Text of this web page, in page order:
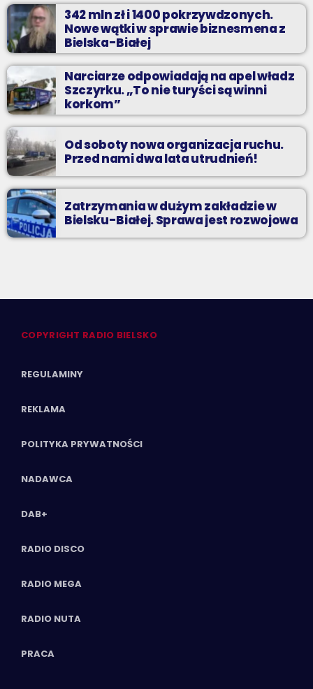
342 mln zł i 1400 pokrzywdzonych.
Nowe wątki w sprawie biznesmena z
Bielska-Białej
Narciarze odpowiadają na apel władz
Szczyrku. „To nie turyści są winni
korkom”
Od soboty nowa organizacja ruchu.
Przed nami dwa lata utrudnień!
Zatrzymania w dużym zakładzie w
Bielsku-Białej. Sprawa jest rozwojowa
COPYRIGHT RADIO BIELSKO
REGULAMINY
REKLAMA
POLITYKA PRYWATNOŚCI
NADAWCA
DAB+
RADIO DISCO
RADIO MEGA
RADIO NUTA
PRACA